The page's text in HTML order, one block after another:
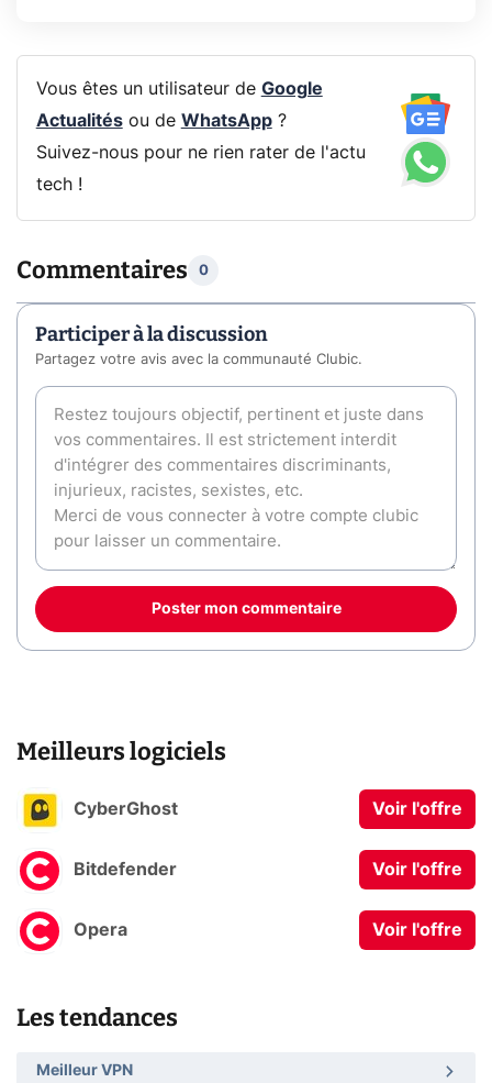
Vous êtes un utilisateur de Google
Actualitésou de WhatsApp?
Suivez-nous pour ne rien rater de l'actu
tech !
Commentaires 0
Participer à la discussion
Partagez votre avis avec la communauté Clubic.
Poster mon commentaire
Meilleurs logiciels
CyberGhost Voir l'offre
Bitdefender Voir l'offre
Opera Voir l'offre
Les tendances
Meilleur VPN